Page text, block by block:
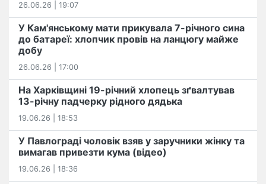
26.06.26 | 19:07
У Кам'янському мати прикувала 7-річного сина
до батареї: хлопчик провів на ланцюгу майже
добу
26.06.26 | 17:00
На Харківщині 19-річний хлопець​ ️зґвалтував
13-річну падчерку рідного дядька
19.06.26 | 18:53
У Павлограді чоловік взяв у заручники жінку та
вимагав привезти кума (відео)
19.06.26 | 18:36